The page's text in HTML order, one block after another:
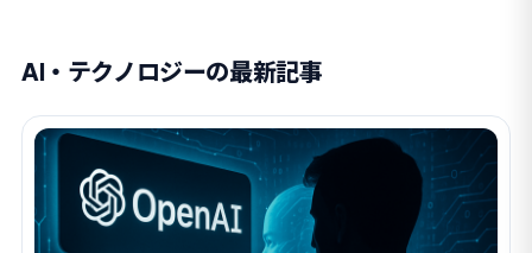
AI・テクノロジーの最新記事